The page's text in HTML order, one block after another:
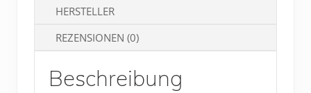
HERSTELLER
REZENSIONEN (0)
Beschreibung